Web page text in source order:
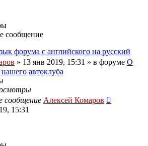
сообщение
форума с английского на русский
» 13 янв 2019, 15:31 » в форуме О
автоклуба
сообщение Алексей Комаров
15:31